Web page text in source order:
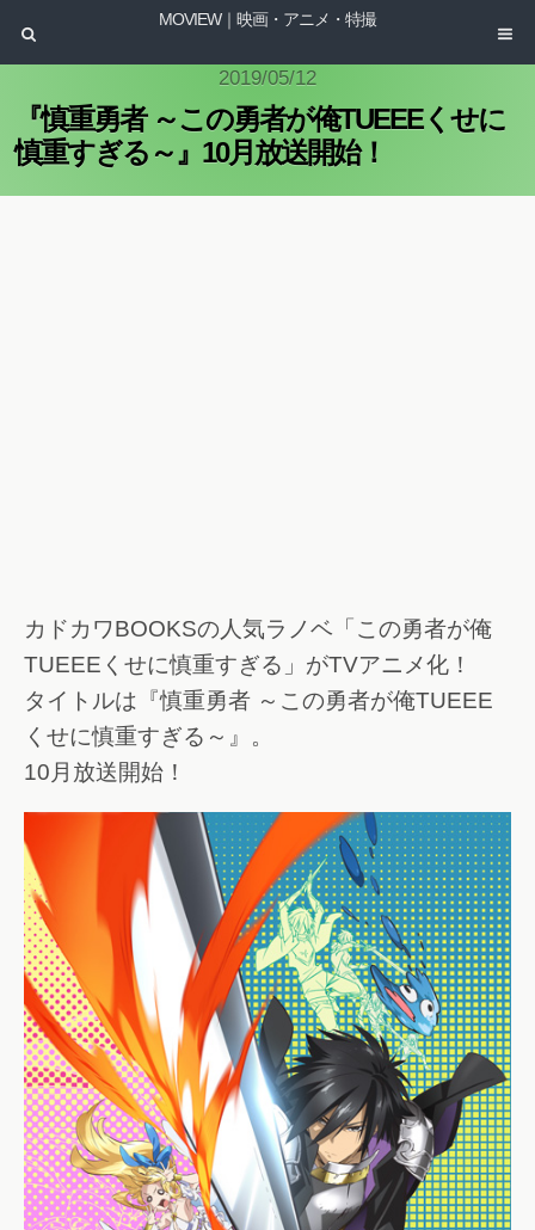
MOVIEW｜映画・アニメ・特撮
2019/05/12
『慎重勇者 ～この勇者が俺TUEEEくせに
慎重すぎる～』10月放送開始！
カドカワBOOKSの人気ラノベ「この勇者が俺
TUEEEくせに慎重すぎる」がTVアニメ化！
タイトルは『慎重勇者 ～この勇者が俺TUEEE
くせに慎重すぎる～』。
10月放送開始！